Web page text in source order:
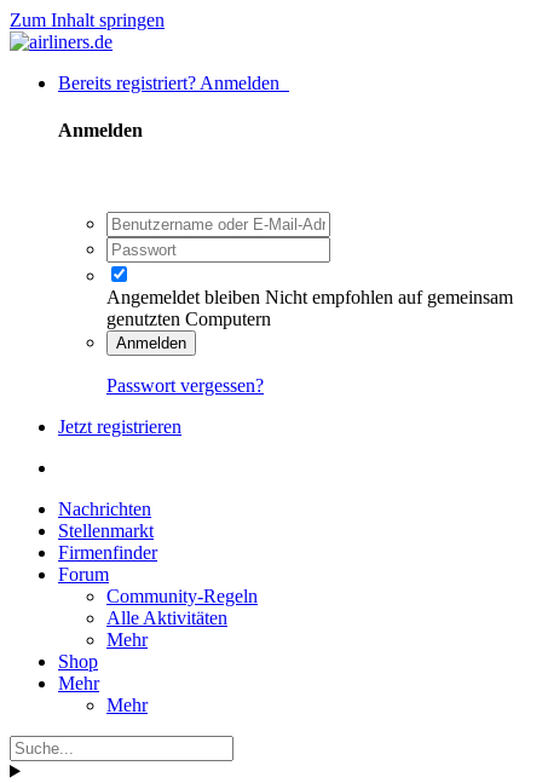
Zum Inhalt springen
Bereits registriert? Anmelden
Anmelden
Angemeldet bleiben Nicht empfohlen auf gemeinsam
genutzten Computern
Anmelden
Passwort vergessen?
Jetzt registrieren
Nachrichten
Stellenmarkt
Firmenfinder
Forum
Community-Regeln
Alle Aktivitäten
Mehr
Shop
Mehr
Mehr